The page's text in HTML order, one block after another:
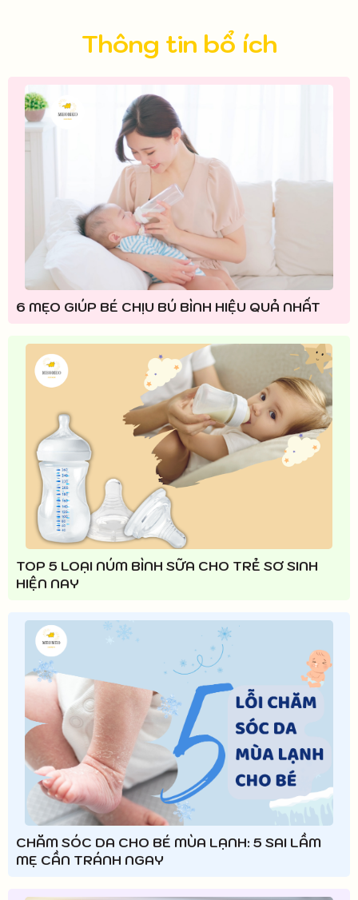
Thông tin bổ ích
6 MẸO GIÚP BÉ CHỊU BÚ BÌNH HIỆU QUẢ NHẤT
TOP 5 LOẠI NÚM BÌNH SỮA CHO TRẺ SƠ SINH
HIỆN NAY
CHĂM SÓC DA CHO BÉ MÙA LẠNH: 5 SAI LẦM
MẸ CẦN TRÁNH NGAY